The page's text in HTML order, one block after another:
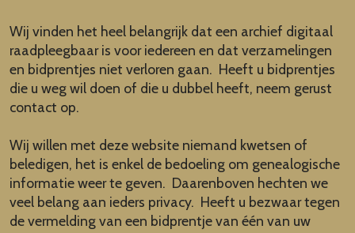
Wij vinden het heel belangrijk dat een archief digitaal
raadpleegbaar is voor iedereen en dat verzamelingen
en bidprentjes niet verloren gaan. Heeft u bidprentjes
die u weg wil doen of die u dubbel heeft, neem gerust
contact op.
Wij willen met deze website niemand kwetsen of
beledigen, het is enkel de bedoeling om genealogische
informatie weer te geven. Daarenboven hechten we
veel belang aan ieders privacy. Heeft u bezwaar tegen
de vermelding van een bidprentje van één van uw